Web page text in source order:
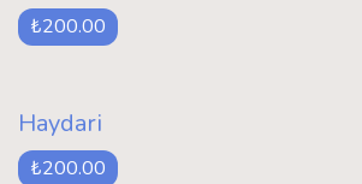
₺200.00
Haydari
₺200.00